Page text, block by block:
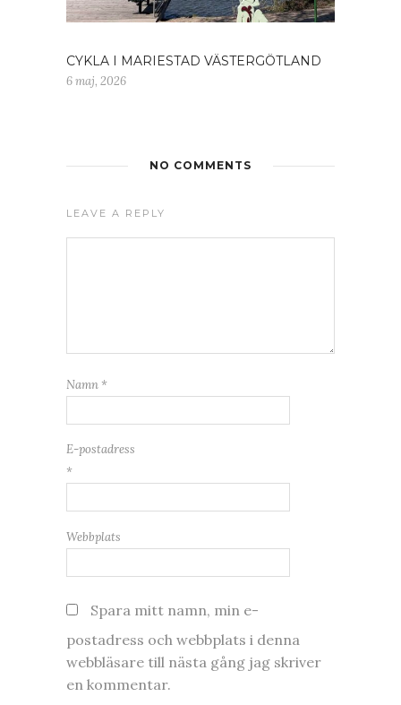
CYKLA I MARIESTAD VÄSTERGÖTLAND
6 maj, 2026
NO COMMENTS
LEAVE A REPLY
Namn *
E-postadress
*
Webbplats
Spara mitt namn, min e-
postadress och webbplats i denna
webbläsare till nästa gång jag skriver
en kommentar.